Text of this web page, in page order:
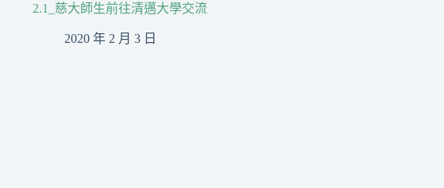
2.1_慈大師生前往清邁大學交流
2020 年 2 月 3 日